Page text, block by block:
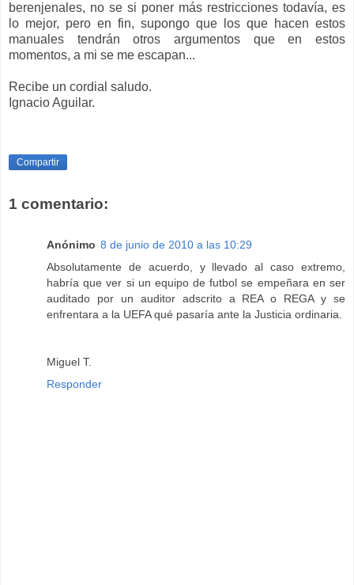
berenjenales, no se si poner más restricciones todavía, es
lo mejor, pero en fin, supongo que los que hacen estos
manuales tendrán otros argumentos que en estos
momentos, a mi se me escapan...
Recibe un cordial saludo.
Ignacio Aguilar.
Compartir
1 comentario:
Anónimo 8 de junio de 2010 a las 10:29
Absolutamente de acuerdo, y llevado al caso extremo,
habría que ver si un equipo de futbol se empeñara en ser
auditado por un auditor adscrito a REA o REGA y se
enfrentara a la UEFA qué pasaría ante la Justicia ordinaria.
Miguel T.
Responder